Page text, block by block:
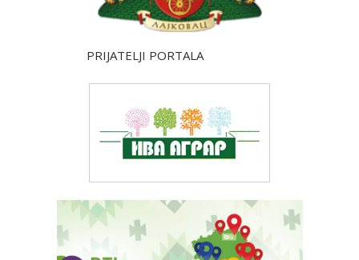
PRIJATELJI PORTALA